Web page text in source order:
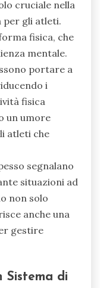
cruciale nella
per gli atleti.
fisica, che
mentale.
portare a
i
fisica
un umore
atleti che
segnalano
situazioni ad
non solo
anche una
gestire
Sistema di